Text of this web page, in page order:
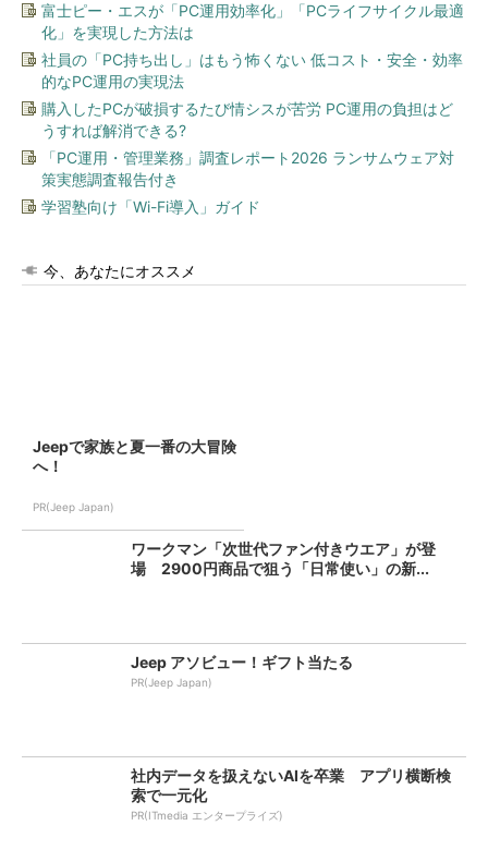
富士ピー・エスが「PC運用効率化」「PCライフサイクル最適
化」を実現した方法は
社員の「PC持ち出し」はもう怖くない 低コスト・安全・効率
的なPC運用の実現法
購入したPCが破損するたび情シスが苦労 PC運用の負担はど
うすれば解消できる?
「PC運用・管理業務」調査レポート2026 ランサムウェア対
策実態調査報告付き
学習塾向け「Wi-Fi導入」ガイド
今、あなたにオススメ
Jeepで家族と夏一番の大冒険
へ！
PR(Jeep Japan)
ワークマン「次世代ファン付きウエア」が登
場 2900円商品で狙う「日常使い」の新...
Jeep アソビュー！ギフト当たる
PR(Jeep Japan)
社内データを扱えないAIを卒業 アプリ横断検
索で一元化
PR(ITmedia エンタープライズ)